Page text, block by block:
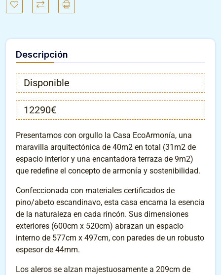
Descripción
Disponible
12290€
Presentamos con orgullo la Casa EcoArmonía, una
maravilla arquitectónica de 40m2 en total (31m2 de
espacio interior y una encantadora terraza de 9m2)
que redefine el concepto de armonía y sostenibilidad.
Confeccionada con materiales certificados de
pino/abeto escandinavo, esta casa encarna la esencia
de la naturaleza en cada rincón. Sus dimensiones
exteriores (600cm x 520cm) abrazan un espacio
interno de 577cm x 497cm, con paredes de un robusto
espesor de 44mm.
Los aleros se alzan majestuosamente a 209cm de